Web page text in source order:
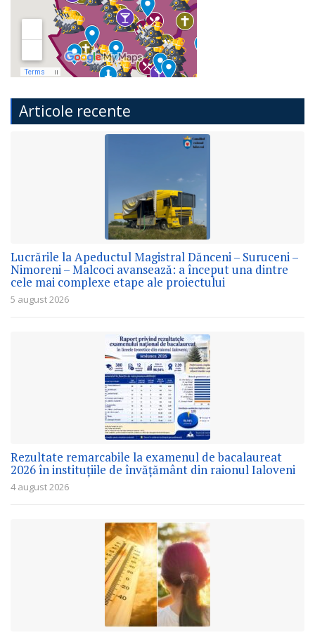
Articole recente
Lucrările la Apeductul Magistral Dănceni – Suruceni –
Nimoreni – Malcoci avansează: a început una dintre
cele mai complexe etape ale proiectului
5 august 2026
Rezultate remarcabile la examenul de bacalaureat
2026 în instituțiile de învățământ din raionul Ialoveni
4 august 2026